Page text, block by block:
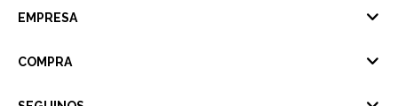
EMPRESA
COMPRA